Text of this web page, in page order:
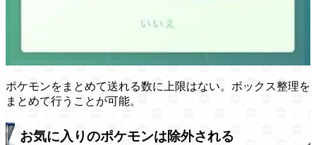
ポケモンをまとめて送れる数に上限はない。ボックス整理を
まとめて行うことが可能。
お気に入りのポケモンは除外される